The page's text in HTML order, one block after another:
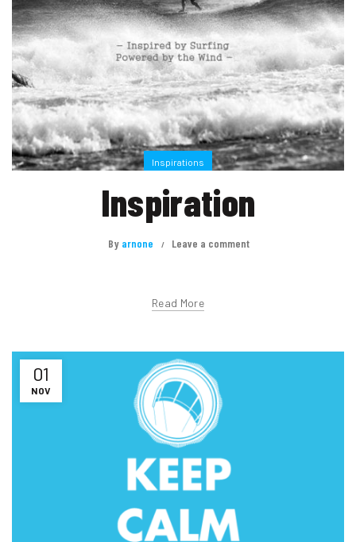
Inspirations
Inspiration
By arnone Leave a comment
Read More
01
NOV